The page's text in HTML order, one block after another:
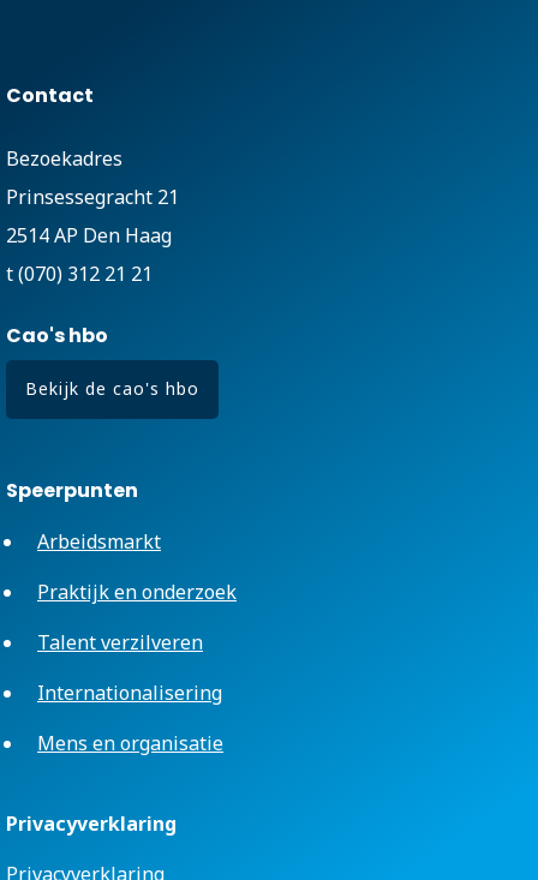
Contact
Bezoekadres
Prinsessegracht 21
2514 AP Den Haag
t (070) 312 21 21
Cao's hbo
Bekijk de cao's hbo
Speerpunten
Arbeidsmarkt
Praktijk en onderzoek
Talent verzilveren
Internationalisering
Mens en organisatie
Privacyverklaring
Privacyverklaring